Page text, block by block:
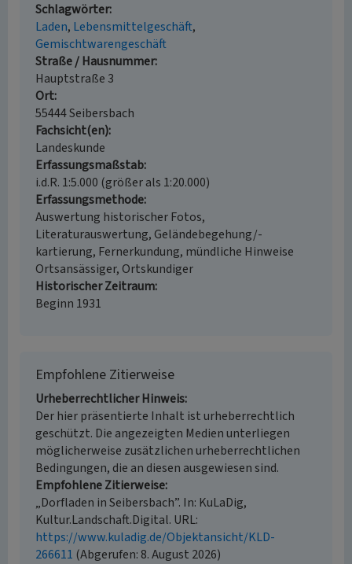
Schlagwörter
Laden Lebensmittelgeschäft
Gemischtwarengeschäft
Straße / Hausnummer
Hauptstraße 3
Ort
55444 Seibersbach
Fachsicht(en)
Landeskunde
Erfassungsmaßstab
i.d.R. 1:5.000 (größer als 1:20.000)
Erfassungsmethode
Auswertung historischer Fotos,
Literaturauswertung, Geländebegehung/-
kartierung, Fernerkundung, mündliche Hinweise
Ortsansässiger, Ortskundiger
Historischer Zeitraum
Beginn 1931
Empfohlene Zitierweise
Urheberrechtlicher Hinweis
Der hier präsentierte Inhalt ist urheberrechtlich
geschützt. Die angezeigten Medien unterliegen
möglicherweise zusätzlichen urheberrechtlichen
Bedingungen, die an diesen ausgewiesen sind.
Empfohlene Zitierweise
„Dorfladen in Seibersbach”. In: KuLaDig,
Kultur.Landschaft.Digital. URL:
https://www.kuladig.de/Objektansicht/KLD-
266611 (Abgerufen: 8. August 2026)